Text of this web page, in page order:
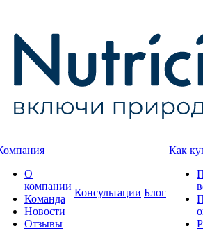
О
компании
Команда
Новости
Отзывы
Консультации Блог
Как